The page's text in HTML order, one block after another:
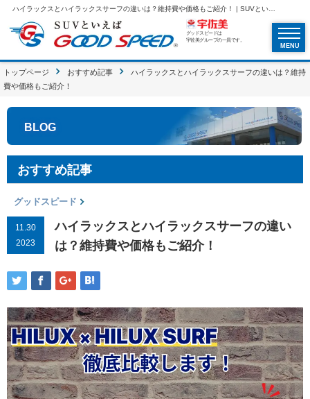
ハイラックスとハイラックスサーフの違いは？維持費や価格もご紹介！ | SUVといえばグッドスピードGOOD SPEED
グッドスピードは
宇佐美グループの一員です。
MENU
トップページ おすすめ記事
ハイラックスとハイラックスサーフの違いは？維持
費や価格もご紹介！
BLOG
おすすめ記事
グッドスピード
11.30
2023
ハイラックスとハイラックスサーフの違い
は？維持費や価格もご紹介！